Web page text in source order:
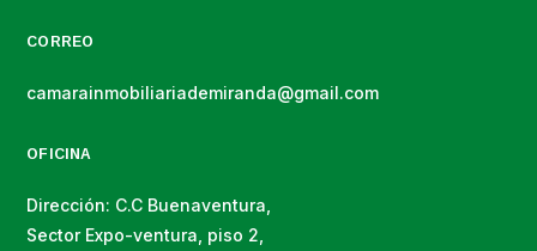
CORREO
camarainmobiliariademiranda@gmail.com
OFICINA
Dirección: C.C Buenaventura,
Sector Expo-ventura, piso 2,